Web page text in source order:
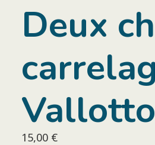
Deux
15,00 €